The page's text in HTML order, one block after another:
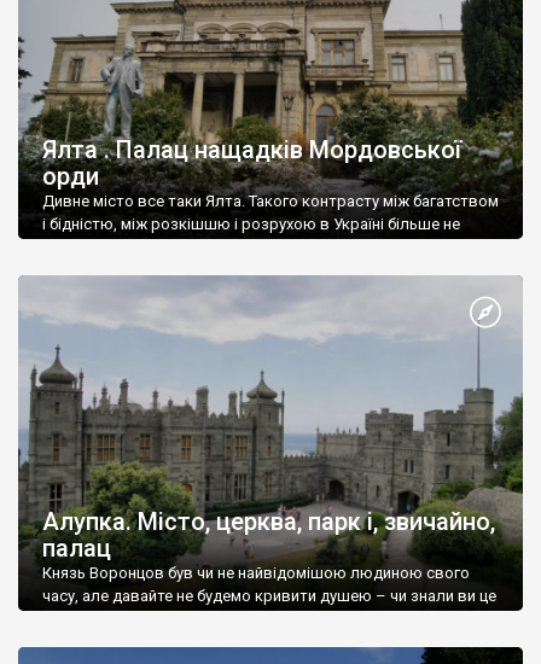
Ялта . Палац нащадків Мордовської
орди
Дивне місто все таки Ялта. Такого контрасту між багатством
і бідністю, між розкішшю і розрухою в Україні більше не
Алупка. Місто, церква, парк і, звичайно,
палац
Князь Воронцов був чи не найвідомішою людиною свого
часу, але давайте не будемо кривити душею – чи знали ви це